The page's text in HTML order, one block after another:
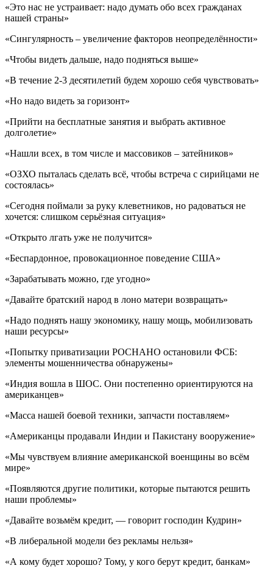
«Это нас не устраивает: надо думать обо всех гражданах
нашей страны»
«Сингулярность – увеличение факторов неопределённости»
«Чтобы видеть дальше, надо подняться выше»
«В течение 2-3 десятилетий будем хорошо себя чувствовать»
«Но надо видеть за горизонт»
«Прийти на бесплатные занятия и выбрать активное
долголетие»
«Нашли всех, в том числе и массовиков – затейников»
«ОЗХО пыталась сделать всё, чтобы встреча с сирийцами не
состоялась»
«Сегодня поймали за руку клеветников, но радоваться не
хочется: слишком серьёзная ситуация»
«Открыто лгать уже не получится»
«Беспардонное, провокационное поведение США»
«Зарабатывать можно, где угодно»
«Давайте братский народ в лоно матери возвращать»
«Надо поднять нашу экономику, нашу мощь, мобилизовать
наши ресурсы»
«Попытку приватизации РОСНАНО остановили ФСБ:
элементы мошенничества обнаружены»
«Индия вошла в ШОС. Они постепенно ориентируются на
американцев»
«Масса нашей боевой техники, запчасти поставляем»
«Американцы продавали Индии и Пакистану вооружение»
«Мы чувствуем влияние американской военщины во всём
мире»
«Появляются другие политики, которые пытаются решить
наши проблемы»
«Давайте возьмём кредит, — говорит господин Кудрин»
«В либеральной модели без рекламы нельзя»
«А кому будет хорошо? Тому, у кого берут кредит, банкам»